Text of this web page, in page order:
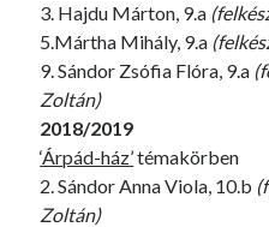
3. Hajdu Márton, 9.a
5.Mártha Mihály, 9.a
9. Sándor Zsófia Flóra, 9.a
Zoltán)
2018/2019
‘Árpád-ház’témakörben
2. Sándor Anna Viola, 10.b
Zoltán)